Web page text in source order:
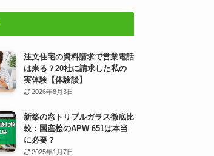
注文住宅の資料請求で営業電話
は来る？20社に請求した私の
実体験【体験談】
2026年8月3日
新築の窓トリプルガラス徹底比
較：国産桧のAPW 651は本当
に必要？
2025年1月7日